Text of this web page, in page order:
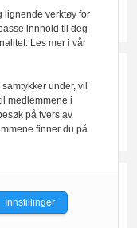
lignende verktøy for
innhold til deg
Les mer i vår
under, vil
medlemmene i
på tvers av
finner du på
Innstillinger